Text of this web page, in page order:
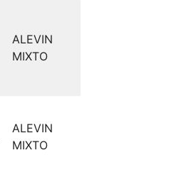
ALEVIN
MIXTO
ALEVIN
MIXTO